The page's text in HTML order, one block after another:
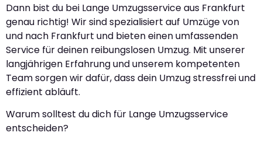
Dann bist du bei Lange Umzugsservice aus Frankfurt
genau richtig! Wir sind spezialisiert auf Umzüge von
und nach Frankfurt und bieten einen umfassenden
Service für deinen reibungslosen Umzug. Mit unserer
langjährigen Erfahrung und unserem kompetenten
Team sorgen wir dafür, dass dein Umzug stressfrei und
effizient abläuft.
Warum solltest du dich für Lange Umzugsservice
entscheiden?